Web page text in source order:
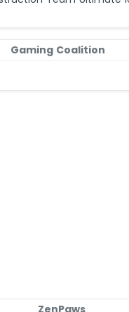
Gaming Coalition
ZenPaws